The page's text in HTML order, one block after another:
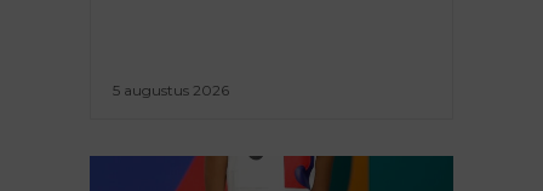
5 augustus 2026